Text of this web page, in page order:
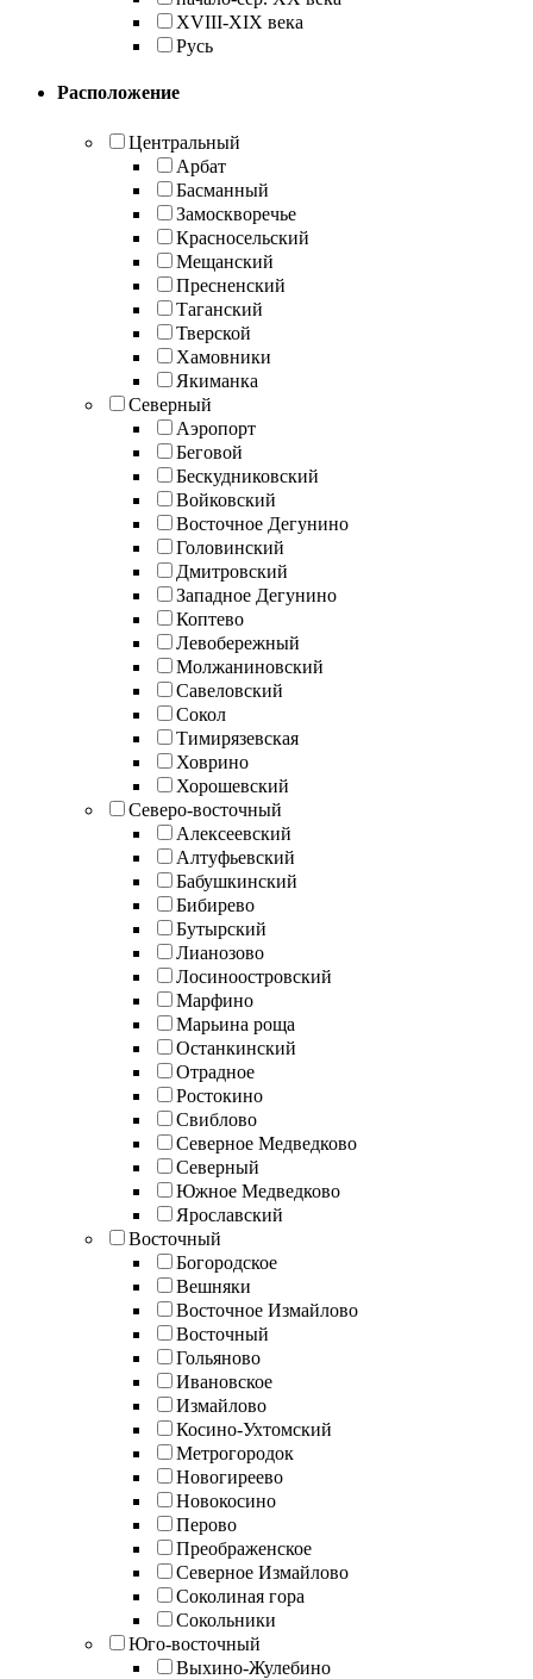
XVIII-XIX века
Русь
Расположение
Центральный
Арбат
Басманный
Замоскворечье
Красносельский
Мещанский
Пресненский
Таганский
Тверской
Хамовники
Якиманка
Северный
Аэропорт
Беговой
Бескудниковский
Войковский
Восточное Дегунино
Головинский
Дмитровский
Западное Дегунино
Коптево
Левобережный
Молжаниновский
Савеловский
Сокол
Тимирязевская
Ховрино
Хорошевский
Северо-восточный
Алексеевский
Алтуфьевский
Бабушкинский
Бибирево
Бутырский
Лианозово
Лосиноостровский
Марфино
Марьина роща
Останкинский
Отрадное
Ростокино
Свиблово
Северное Медведково
Северный
Южное Медведково
Ярославский
Восточный
Богородское
Вешняки
Восточное Измайлово
Восточный
Гольяново
Ивановское
Измайлово
Косино-Ухтомский
Метрогородок
Новогиреево
Новокосино
Перово
Преображенское
Северное Измайлово
Соколиная гора
Сокольники
Юго-восточный
Выхино-Жулебино